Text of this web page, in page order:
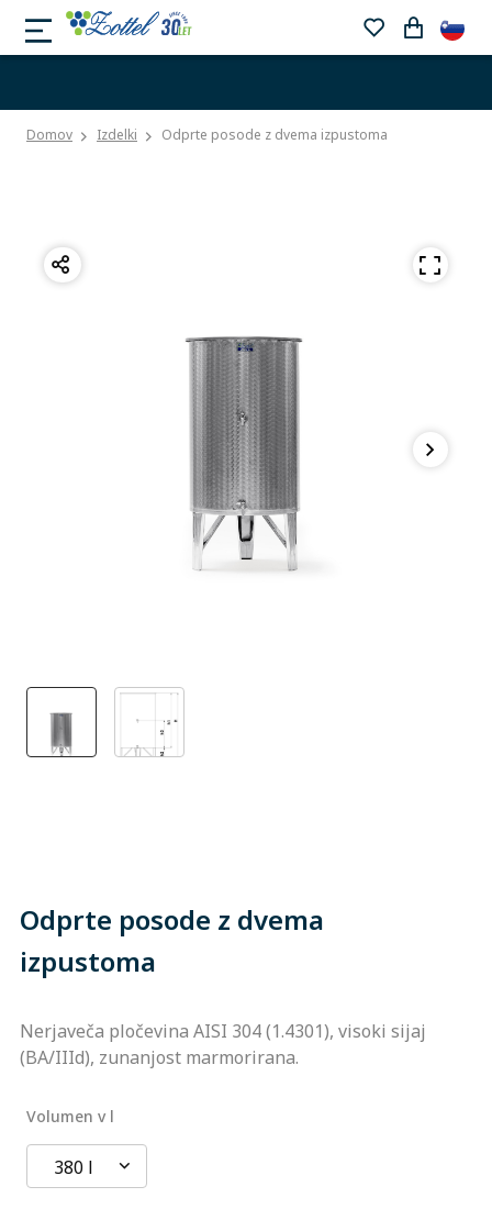
Domov Izdelki Odprte posode z dvema izpustoma
Odprte posode z dvema
izpustoma
Nerjaveča pločevina AISI 304 (1.4301), visoki sijaj
(BA/IIId), zunanjost marmorirana.
Volumen v l
380 l